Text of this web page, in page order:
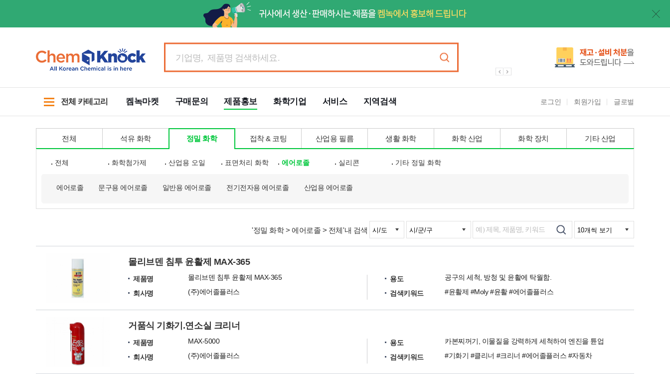
전체 카테고리 켐녹마켓 구매문의 제품홍보 화학기업 서비스 지역검색 로그인 회원가입 글로벌
전체 석유 화학 정밀 화학 접착 & 코팅 산업용 필름 생활 화학 화학 산업 화학 장치 기타 산업
전체 화학첨가제 산업용 오일 표면처리 화학 에어로졸 실리콘 기타 정밀 화학
에어로졸 문구용 에어로졸 일반용 에어로졸 전기전자용 에어로졸 산업용 에어로졸
'정밀 화학 > 에어로졸 > 전체'내 검색
몰리브덴 침투 윤활제 MAX-365
제품명
몰리브덴 침투 윤활제 MAX-365
회사명
(주)에어졸플러스
용도
공구의 세척, 방청 및 윤활에 탁월함.
검색키워드
#윤활제 #Moly #윤활 #에어졸플러스
거품식 기화기.연소실 크리너
제품명
MAX-5000
회사명
(주)에어졸플러스
용도
카본찌꺼기, 이물질을 강력하게 세척하여 엔진을 튠업
검색키워드
#기화기 #클리너 #크리너 #에어졸플러스 #자동차